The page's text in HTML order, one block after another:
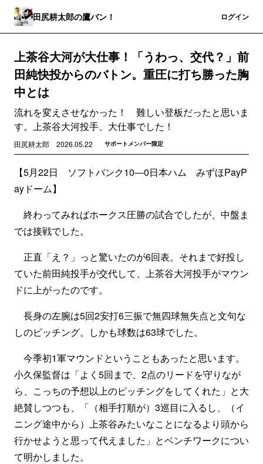
田尻耕太郎の鷹バン！ ログイン
上茶谷大河が大仕事！「うわっ、交代？」前
田純快投からのバトン。重圧に打ち勝った胸
中とは
流れを変えさせなかった！ 難しい登板だったと思いま
す。上茶谷大河投手、大仕事でした！
田尻耕太郎 2026.05.22 サポートメンバー限定
【5月22日 ソフトバンク10―0日本ハム みずほPayP
ayドーム】
終わってみればホークス圧勝の試合でしたが、中盤ま
では接戦でした。
正直「え？」っと驚いたのが6回表。それまで好投し
ていた前田純投手が交代して、上茶谷大河投手がマウン
ドに上がったのです。
長身の左腕は5回2安打6三振で無四球無失点と文句な
しのピッチング。しかも球数は63球でした。
今季初1軍マウンドということもあったと思います。
小久保監督は「よく5回まで、2点のリードを守りなが
ら、こっちの予想以上のピッチングをしてくれた」と大
絶賛しつつも、「（相手打順が）3巡目に入るし、（イ
ニング途中から）上茶谷みたいなことになるより頭から
行かせようと思って代えました」とベンチワークについ
て明かしました。